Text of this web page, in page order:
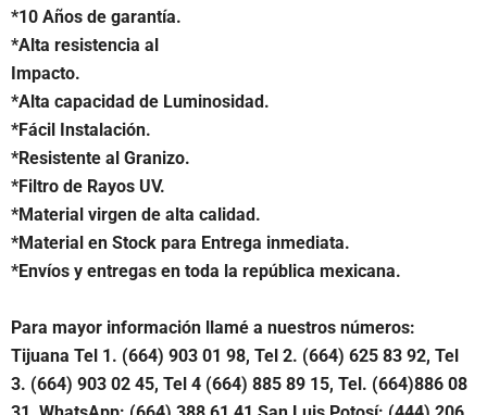
*10 Años de garantía.
*Alta resistencia al
Impacto.
*Alta capacidad de Luminosidad.
*Fácil Instalación.
*Resistente al Granizo.
*Filtro de Rayos UV.
*Material virgen de alta calidad.
*Material en Stock para Entrega inmediata.
*Envíos y entregas en toda la república mexicana.
Para mayor información llamé a nuestros números:
Tijuana Tel 1. (664) 903 01 98, Tel 2. (664) 625 83 92, Tel
3. (664) 903 02 45, Tel 4 (664) 885 89 15, Tel. (664)886 08